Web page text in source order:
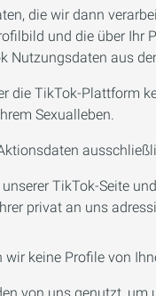
die wir dann
und die über Ihr
Nutzungsdaten aus
die TikTok-Plattform
Sexualleben.
TikTok-Seite
privat an uns
wir keine Profile von